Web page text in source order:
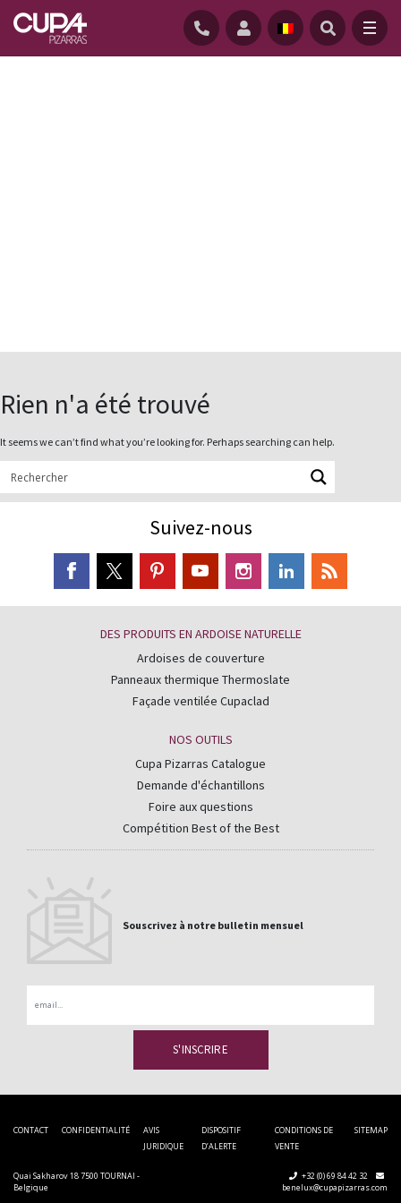
Découvrez l’actualité de l’ardoise
naturelle : nouveaux projets, des
vidéos d'installation, les nouvelles
les plus importantes, des trucs et
astuces sur la pose d'une toiture en
ardoises ...
Rien n'a été trouvé
It seems we can’t find what you’re looking for. Perhaps searching can help.
Suivez-nous
DES PRODUITS EN ARDOISE NATURELLE
Ardoises de couverture
Panneaux thermique Thermoslate
Façade ventilée Cupaclad
NOS OUTILS
Cupa Pizarras Catalogue
Demande d'échantillons
Foire aux questions
Compétition Best of the Best
Souscrivez à notre bulletin mensuel
CONTACT CONFIDENTIALITÉ
AVIS
JURIDIQUE
DISPOSITIF
D’ALERTE
CONDITIONS DE
VENTE
SITEMAP
Quai Sakharov 18 7500 TOURNAI -
Belgique
+32 (0) 69 84 42 32
benelux@cupapizarras.com